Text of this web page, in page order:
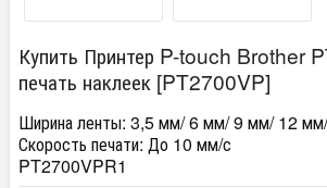
Купить Принтер P-touch Brother
печать наклеек [PT2700VP]
Ширина ленты: 3,5 мм/ 6 мм/ 9 мм/ 12
Скорость печати: До 10 мм/с
PT2700VPR1